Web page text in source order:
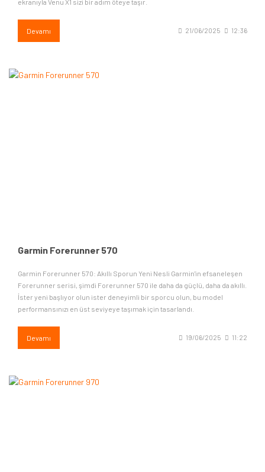
Devamı 21/06/2025 12:36
Garmin Forerunner 570
Garmin Forerunner 570: Akıllı Sporun Yeni Nesli Garmin'in efsaneleşen
Forerunner serisi, şimdi Forerunner 570 ile daha da güçlü, daha da akıllı.
İster yeni başlıyor olun ister deneyimli bir sporcu olun, bu model
performansınızı en üst seviyeye taşımak için tasarlandı.
Devamı 19/06/2025 11:22